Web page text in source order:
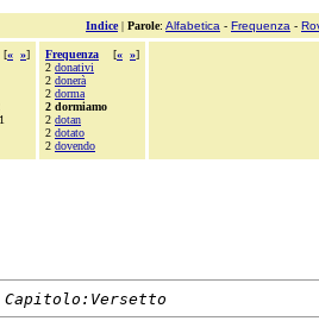
Indice| Parole: Alfabetica - Frequenza -
[« »]
1
Frequenza [« »]
2 donativi
2 donerà
2 dorma
2 dormiamo
2 dotan
2 dotato
2 dovendo